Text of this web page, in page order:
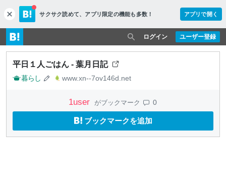
c
l
o
s
e
サクサク読めて、 アプリ限定の機能も多数！ アプリで開く
ユーザー登録
ログイン
平日１人ごはん - 葉月日記
暮らし www.xn--7ov146d.net
1user がブックマーク 0
ブックマークを追加